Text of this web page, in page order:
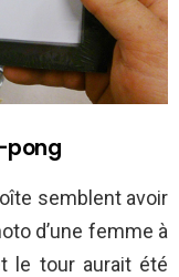
pong
semblent avoir
d’une femme à
le tour aurait été